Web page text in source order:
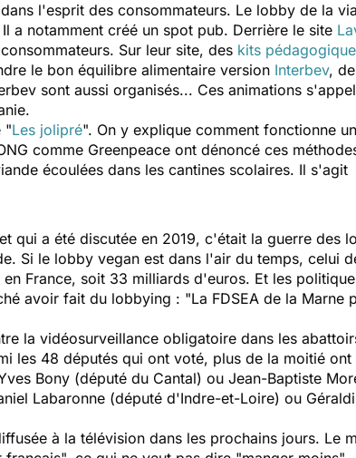
l'esprit des consommateurs. Le lobby de la
a notamment créé un spot pub. Derrière le site
Sur leur site, des kits
le bon équilibre alimentaire version Interbev,
sont aussi organisés... Ces animations
"Les jolipré". On y explique comment fonctionne
comme Greenpeace ont dénoncé ces
écoulées dans les cantines scolaires. Il s'agit
qui a été discutée en 2019, c'était la guerre des
Si le lobby vegan est dans l'air du temps, celui
France, soit 33 milliards d'euros. Et les
avoir fait du lobbying : "La FDSEA de la Marne
la vidéosurveillance obligatoire dans les
les 48 députés qui ont voté, plus de la moitié ont
Bony (député du Cantal) ou Jean-Baptiste
Labaronne (député d'Indre-et-Loire) ou
à la télévision dans les prochains jours. Le